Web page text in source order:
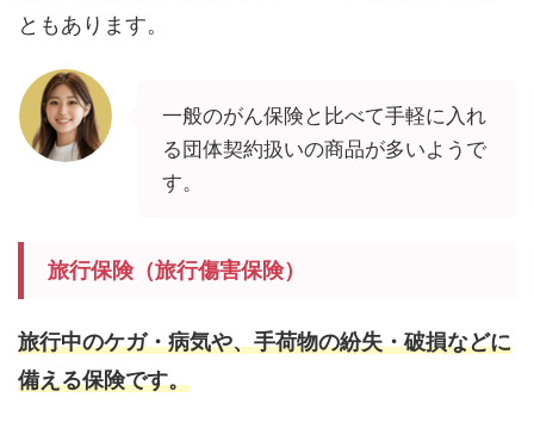
ともあります。
一般のがん保険と比べて手軽に入れ
る団体契約扱いの商品が多いようで
す。
旅行保険（旅行傷害保険）
旅行中のケガ・病気や、手荷物の紛失・破損などに
備える保険です。